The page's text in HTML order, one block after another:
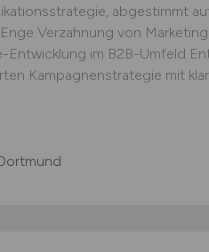
abgestimmt
Verzahnung von
Entwicklung im B2B-Umfeld
Kampagnenstrategie mit